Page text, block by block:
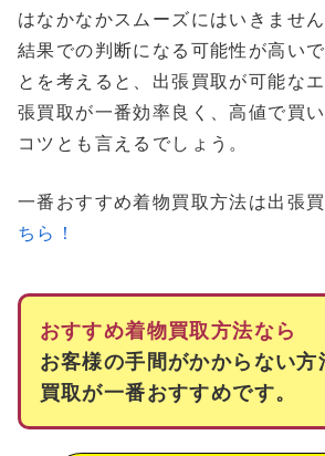
はなかなかスムーズにはいきませ
結果での判断になる可能性が高い
とを考えると、出張買取が可能な
張買取が一番効率良く、高値で買
コツとも言えるでしょう。
一番おすすめ着物買取方法は出張
ちら！
おすすめ着物買取方法なら
お客様の手間がかからない方
買取が一番おすすめです。